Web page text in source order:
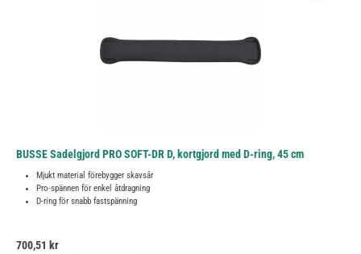
BUSSE Sadelgjord PRO SOFT-DR D, kortgjord med D-ring, 45 cm
Mjukt material förebygger skavsår
Pro-spännen för enkel åtdragning
D-ring för snabb fastspänning
Ordinarie pris:
700,51 kr